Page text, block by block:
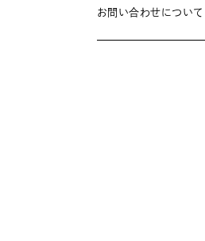
お問い合わせについて